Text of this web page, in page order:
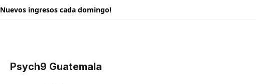
Nuevos ingresos cada domingo!
Psych9 Guatemala